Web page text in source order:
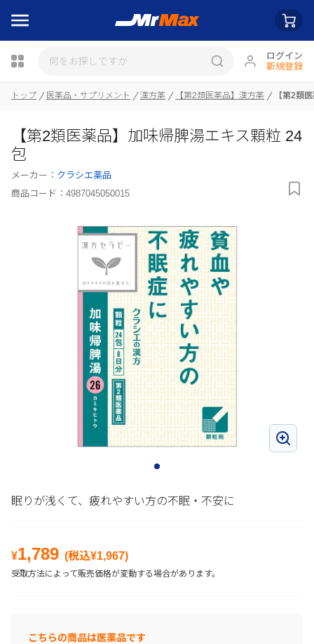
ログイン
新規登録
瓶詰
トップ 医薬品・サプリメント 漢方薬 【第2類医薬品】漢方薬 【第2類
【第2類医薬品】加味帰脾湯エキス顆粒 24
包
メーカー： クラシエ薬品
商品コード： 4987045050015
眠りが浅くて、疲れやすい方の不眠・不安に
¥1,789 (税込¥1,967)
受取方法によって販売価格が変動する場合があります。
こちらの商品は医薬品です